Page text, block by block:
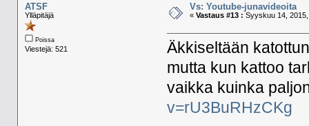
ATSF
Ylläpitäjä
Poissa
Viestejä: 521
Vs: Youtube-junavideoita
« Vastaus #13 : Syyskuu 14,
Äkkiseltään
mutta kun kattoo
vaikka kuinka
v=rU3BuRHzCKg